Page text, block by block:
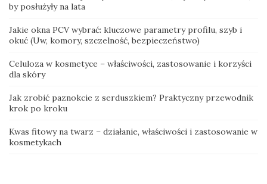
by posłużyły na lata
Jakie okna PCV wybrać: kluczowe parametry profilu, szyb i
okuć (Uw, komory, szczelność, bezpieczeństwo)
Celuloza w kosmetyce – właściwości, zastosowanie i korzyści
dla skóry
Jak zrobić paznokcie z serduszkiem? Praktyczny przewodnik
krok po kroku
Kwas fitowy na twarz – działanie, właściwości i zastosowanie w
kosmetykach